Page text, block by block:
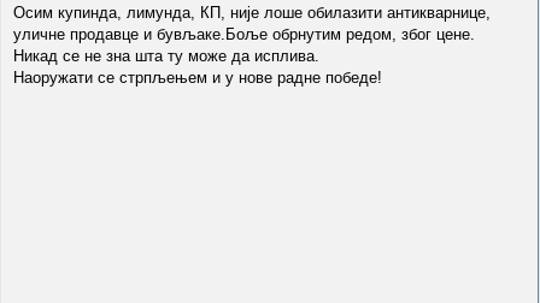
Осим купинда, лимунда, КП, није лоше обилазити антикварнице,
уличне продавце и бувљаке.Боље обрнутим редом, због цене.
Никад се не зна шта ту може да исплива.
Наоружати се стрпљењем и у нове радне победе!